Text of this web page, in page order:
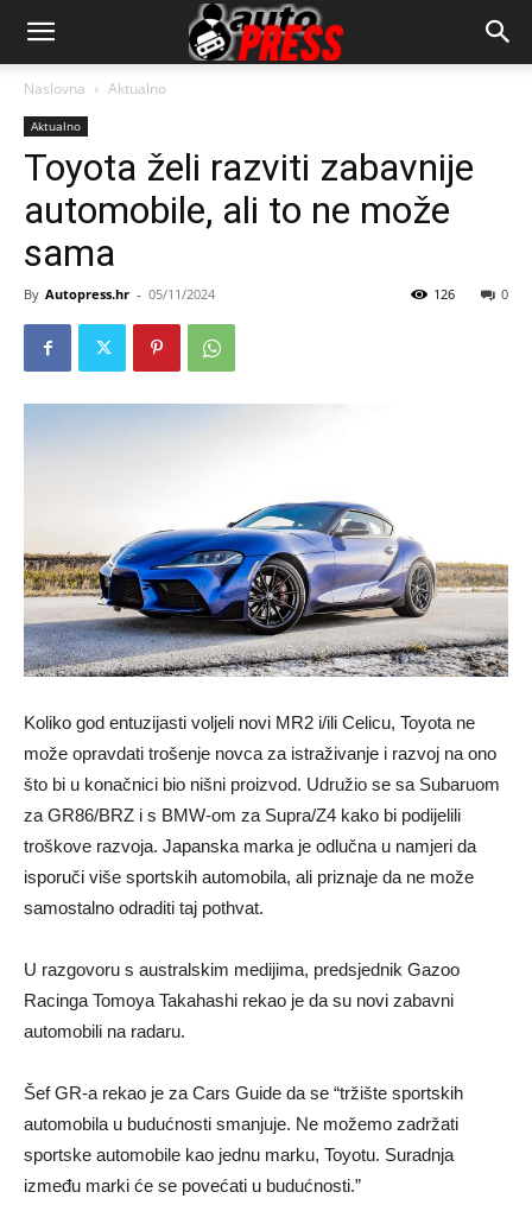
AutopressHR
Naslovna Aktualno
Aktualno
Toyota želi razviti zabavnije
automobile, ali to ne može
sama
By Autopress.hr - 05/11/2024 0
126
Koliko god entuzijasti voljeli novi MR2 i/ili Celicu, Toyota ne
može opravdati trošenje novca za istraživanje i razvoj na ono
što bi u konačnici bio nišni proizvod. Udružio se sa Subaruom
za GR86/BRZ i s BMW-om za Supra/Z4 kako bi podijelili
troškove razvoja. Japanska marka je odlučna u namjeri da
isporuči više sportskih automobila, ali priznaje da ne može
samostalno odraditi taj pothvat.
U razgovoru s australskim medijima, predsjednik Gazoo
Racinga Tomoya Takahashi rekao je da su novi zabavni
automobili na radaru.
Šef GR-a rekao je za Cars Guide da se “tržište sportskih
automobila u budućnosti smanjuje. Ne možemo zadržati
sportske automobile kao jednu marku, Toyotu. Suradnja
između marki će se povećati u budućnosti.”